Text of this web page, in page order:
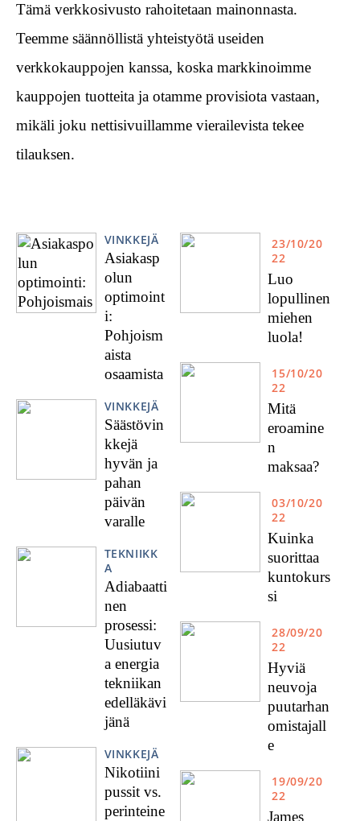
Tämä verkkosivusto rahoitetaan mainonnasta.
Teemme säännöllistä yhteistyötä useiden
verkkokauppojen kanssa, koska markkinoimme
kauppojen tuotteita ja otamme provisiota vastaan,
mikäli joku nettisivuillamme vierailevista tekee
tilauksen.
VINKKEJÄ
Asiakasp
olun
optimoint
i:
Pohjoism
aista
osaamista
VINKKEJÄ
Säästövin
kkejä
hyvän ja
pahan
päivän
varalle
TEKNIIKK
A
Adiabaatti
nen
prosessi:
Uusiutuv
a energia
tekniikan
edelläkävi
jänä
VINKKEJÄ
Nikotiini
pussit vs.
perinteine
23/10/20
22
Luo
lopullinen
miehen
luola!
15/10/20
22
Mitä
eroamine
n
maksaa?
03/10/20
22
Kuinka
suorittaa
kuntokurs
si
28/09/20
22
Hyviä
neuvoja
puutarhan
omistajall
e
19/09/20
22
James